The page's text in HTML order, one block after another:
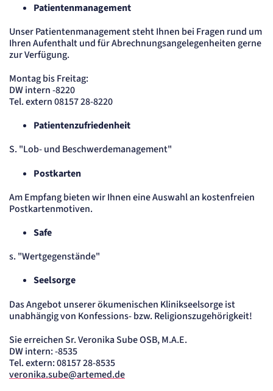
Patientenmanagement
Unser Patientenmanagement steht Ihnen bei Fragen rund um
Ihren Aufenthalt und für Abrechnungsangelegenheiten gerne
zur Verfügung.
Montag bis Freitag:
DW intern -8220
Tel. extern 08157 28-8220
Patientenzufriedenheit
S. "Lob- und Beschwerdemanagement"
Postkarten
Am Empfang bieten wir Ihnen eine Auswahl an kostenfreien
Postkartenmotiven.
Safe
s. "Wertgegenstände"
Seelsorge
Das Angebot unserer ökumenischen Klinikseelsorge ist
unabhängig von Konfessions- bzw. Religionszugehörigkeit!
Sie erreichen Sr. Veronika Sube OSB, M.A.E.
DW intern: -8535
Tel. extern: 08157 28-8535
veronika.sube@artemed.de